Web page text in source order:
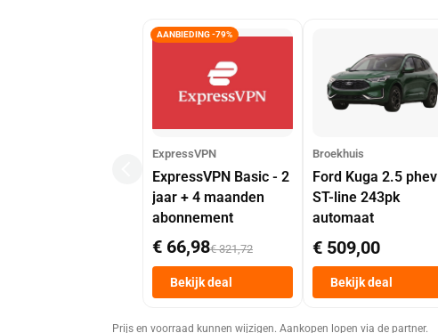
AANBIEDING -79%
ExpressVPN
ExpressVPN Basic - 2
jaar + 4 maanden
abonnement
€ 66,98€ 321,72
Bekijk deal
Broekhuis
Ford Kuga 2.5 phev
ST-line 243pk
automaat
€ 509,00
Bekijk deal
Prijs en voorraad kunnen wijzigen. Aankopen lopen via de partner.